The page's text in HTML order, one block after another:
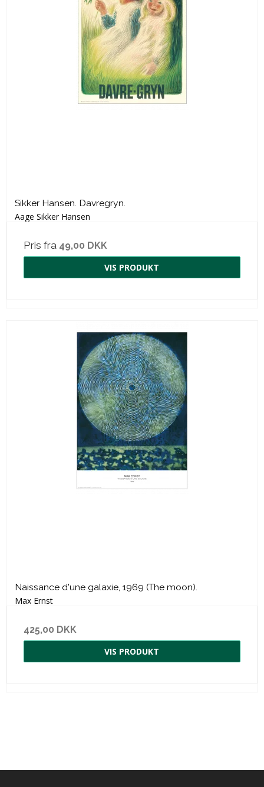
Sikker Hansen. Davregryn.
Aage Sikker Hansen
Pris fra 49,00 DKK
VIS PRODUKT
Naissance d'une galaxie, 1969 (The moon).
Max Ernst
425,00 DKK
VIS PRODUKT